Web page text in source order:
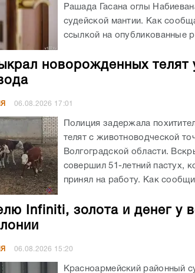
Рашада Гасана оглы
судейской мантии. Как
ссылкой на опубликованные
новорожденных телят
06.08.2026 17:01
Полиция задержала
телят с животноводческой
Волгоградской области.
совершил 51-летний пастух,
принял на работу. Как
Infiniti, золота и денег у
06.08.2026 15:20
Красноармейский районный